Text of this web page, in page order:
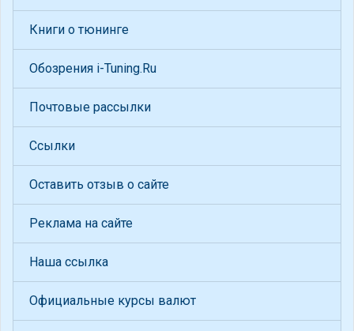
Книги о тюнинге
Обозрения i-Tuning.Ru
Почтовые рассылки
Ссылки
Оставить отзыв о сайте
Реклама на сайте
Наша ссылка
Официальные курсы валют